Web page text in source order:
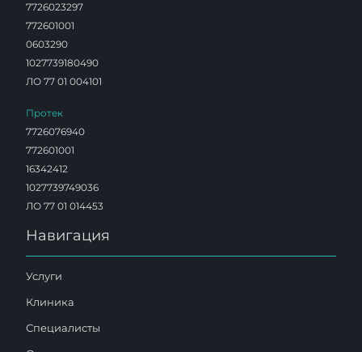
7726023297
772601001
0603290
1027739180490
ЛО 77 01 004101
Протек
7726076940
772601001
16342412
1027739749036
ЛО 77 01 014453
Навигация
Услуги
Клиника
Специалисты